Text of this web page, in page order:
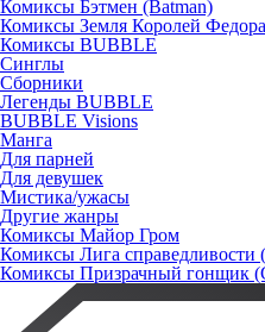
Комиксы Бэтмен (Batman)
Комиксы Земля Королей
Комиксы BUBBLE
Синглы
Сборники
Легенды BUBBLE
BUBBLE Visions
Манга
Для парней
Для девушек
Мистика/ужасы
Другие жанры
Комиксы Майор Гром
Комиксы Лига справедливости
Комиксы Призрачный гонщик